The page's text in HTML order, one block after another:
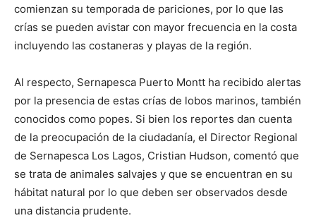
comienzan su temporada de pariciones, por lo que las
crías se pueden avistar con mayor frecuencia en la costa
incluyendo las costaneras y playas de la región.
Al respecto, Sernapesca Puerto Montt ha recibido alertas
por la presencia de estas crías de lobos marinos, también
conocidos como popes. Si bien los reportes dan cuenta
de la preocupación de la ciudadanía, el Director Regional
de Sernapesca Los Lagos, Cristian Hudson, comentó que
se trata de animales salvajes y que se encuentran en su
hábitat natural por lo que deben ser observados desde
una distancia prudente.